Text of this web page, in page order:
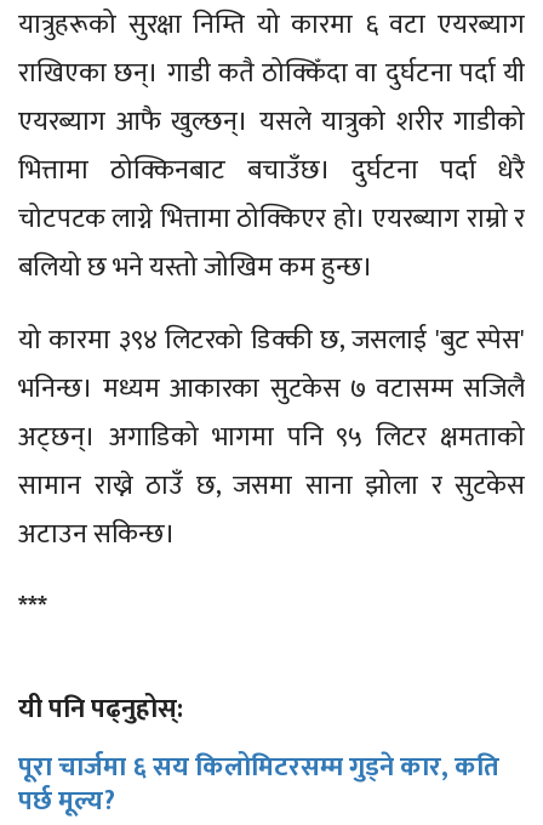
यात्रुहरूको सुरक्षा निम्ति यो कारमा ६ वटा एयरब्याग
राखिएका छन्। गाडी कतै ठोक्किँदा वा दुर्घटना पर्दा यी
एयरब्याग आफै खुल्छन्। यसले यात्रुको शरीर गाडीको
भित्तामा ठोक्किनबाट बचाउँछ। दुर्घटना पर्दा धेरै
चोटपटक लाग्ने भित्तामा ठोक्किएर हो। एयरब्याग राम्रो र
बलियो छ भने यस्तो जोखिम कम हुन्छ।
यो कारमा ३९४ लिटरको डिक्की छ, जसलाई 'बुट स्पेस'
भनिन्छ। मध्यम आकारका सुटकेस ७ वटासम्म सजिलै
अट्छन्। अगाडिको भागमा पनि ९५ लिटर क्षमताको
सामान राख्ने ठाउँ छ, जसमा साना झोला र सुटकेस
अटाउन सकिन्छ।
***
यी पनि पढ्नुहोस्:
पूरा चार्जमा ६ सय किलोमिटरसम्म गुड्ने कार, कति
पर्छ मूल्य?